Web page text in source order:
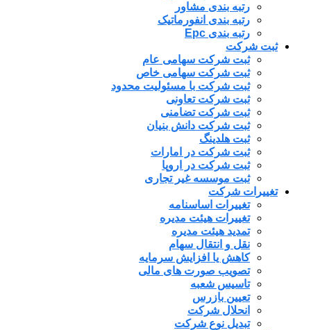
رتبه بندی مشاور
رتبه بندی انفورماتیک
رتبه بندی Epc
ثبت شرکت
ثبت شرکت سهامی عام
ثبت شرکت سهامی خاص
ثبت شرکت با مسئولیت محدود
ثبت شرکت تعاونی
ثبت شرکت تضامنی
ثبت شرکت دانش بنیان
ثبت هلدینگ
ثبت شرکت در امارات
ثبت شرکت در اروپا
ثبت موسسه غیر تجاری
تغییرات شرکت
تغییرات اساسنامه
تغییرات هیئت مدیره
تمدید هیئت مدیره
نقل و انتقال سهام
کاهش یا افزایش سرمایه
تصویب صورت های مالی
تاسیس شعبه
تعیین بازرس
انحلال شرکت
تبدیل نوع شرکت